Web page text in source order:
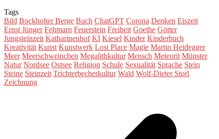
Tags
Bild Bockholter Berge Buch ChatGPT Corona Denken Eiszeit
Ernst Jünger Fehmarn Feuerstein Freiheit Goethe Götter
Jungsteinzeit Katharinenhof KI Kiesel Kinder Kinderbuch
Kreativität Kunst Kunstwerk Lost Place Magie Martin Heidegger
Meer Meerschweinchen Megalithkultur Mensch Meteorit Münster
Natur Nordsee Ostsee Religion Schule Sexualität Sprache Stein
Steine Steinzeit Trichterbecherkultur Wald Wolf-Dieter Storl
Zeichnung